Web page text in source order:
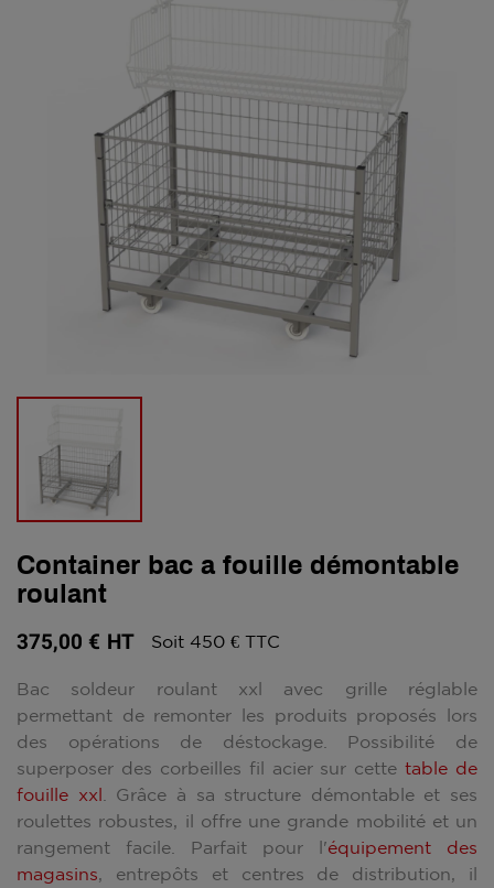
Container bac a fouille démontable
roulant
375,00 € HT Soit 450 € TTC
Bac soldeur roulant xxl avec grille réglable
permettant de remonter les produits proposés lors
des opérations de déstockage. Possibilité de
superposer des corbeilles fil acier sur cettetable de
fouille xxl . Grâce à sa structure démontable et ses
roulettes robustes, il offre une grande mobilité et un
rangement facile. Parfait pour l'équipement des
magasins, entrepôts et centres de distribution, il